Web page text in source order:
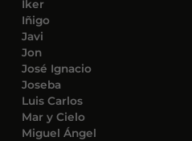
Iker
Iñigo
Javi
Jon
José Ignacio
Joseba
Luis Carlos
Mar y Cielo
Miguel Ángel